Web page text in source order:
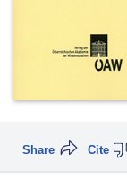
Cite
Share